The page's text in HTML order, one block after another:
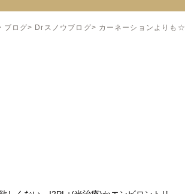
ブログ Drスノウブログ カーネーションよりも☆